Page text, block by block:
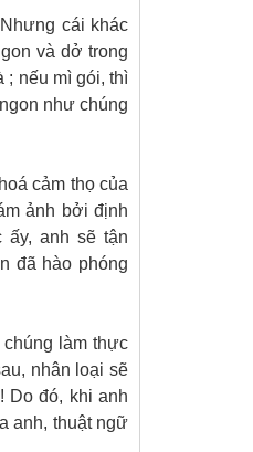
cái khác
và dở trong
; nếu mì gói, thì
như chúng
cảm thọ của
ảnh bởi định
ấy, anh sẽ tận
đã hào phóng
làm thực
nhân loại sẽ
Do đó, khi anh
anh, thuật ngữ